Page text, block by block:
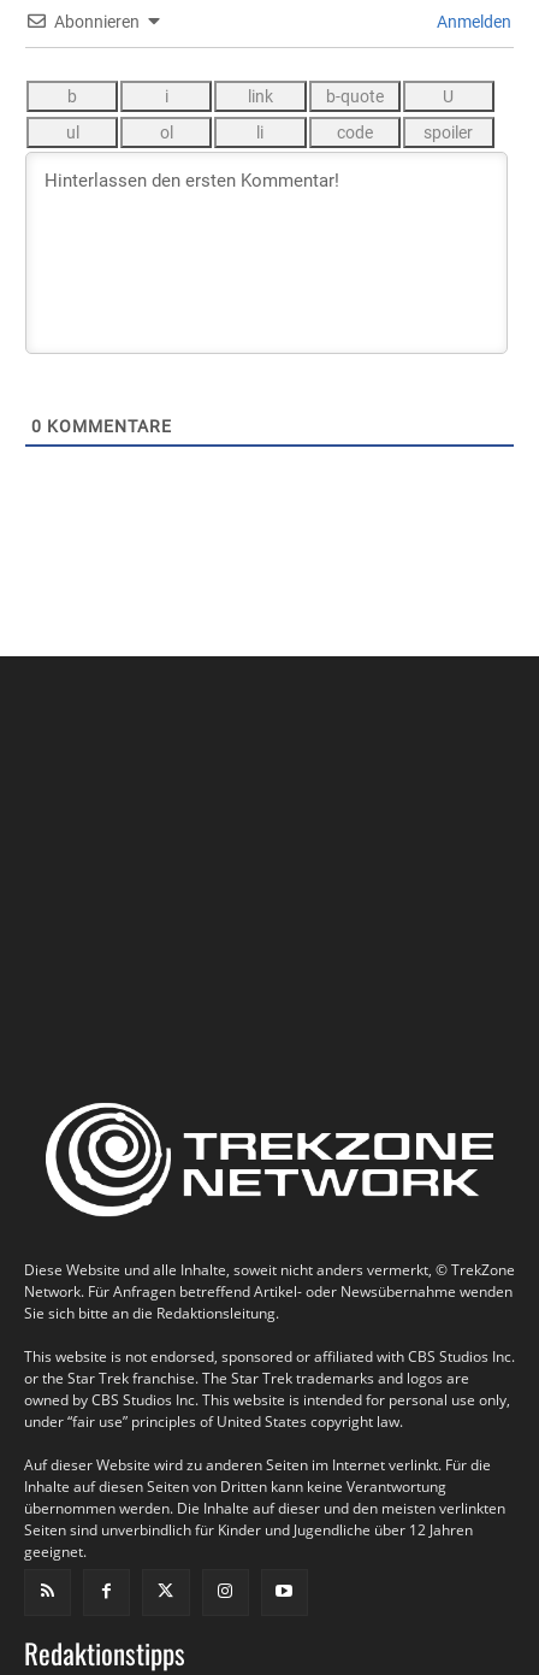
Abonnieren Anmelden
0 KOMMENTARE
Diese Website und alle Inhalte, soweit nicht anders vermerkt, © TrekZone
Network. Für Anfragen betreffend Artikel- oder Newsübernahme wenden
Sie sich bitte an die Redaktionsleitung.
This website is not endorsed, sponsored or affiliated with CBS Studios Inc.
or the Star Trek franchise. The Star Trek trademarks and logos are
owned by CBS Studios Inc. This website is intended for personal use only,
under “fair use” principles of United States copyright law.
Auf dieser Website wird zu anderen Seiten im Internet verlinkt. Für die
Inhalte auf diesen Seiten von Dritten kann keine Verantwortung
übernommen werden. Die Inhalte auf dieser und den meisten verlinkten
Seiten sind unverbindlich für Kinder und Jugendliche über 12 Jahren
geeignet.
Redaktionstipps